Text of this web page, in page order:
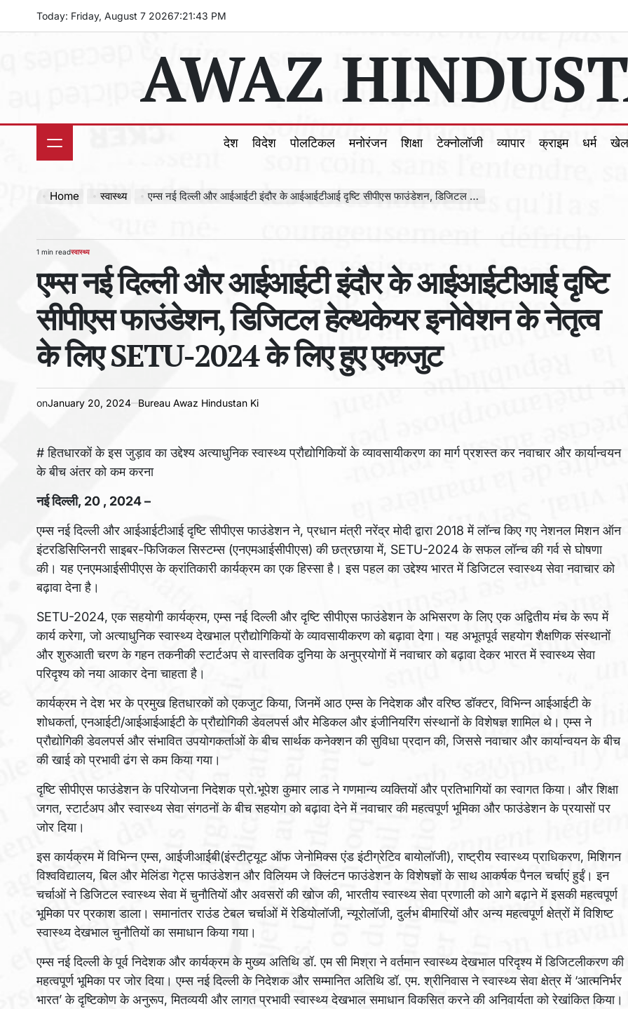
Today: Friday, August 7 20267:21:45 PM
AWAZ
देश विदेश पोलटिकल मनोरंजन शिक्षा टेक्नोलॉजी व्यापार क्राइम धर्म खेल
Home स्वास्थ्य एम्स नई दिल्ली और आईआईटी इंदौर के आईआईटीआई दृष्टि सीपीएस फाउंडेशन, डिजिटल हेल्थकेयर इनोवेशन के नेतृत्व के लिए SETU-2024 के लिए हुए एकजुट
Estimated
time
1 min readPOSTED
स्वास्थ्य
एम्स नई दिल्ली और आईआईटी इंदौर के आईआईटीआई दृष्टि
सीपीएस फाउंडेशन, डिजिटल हेल्थकेयर इनोवेशन के नेतृत्व
के लिए SETU-2024 के लिए हुए एकजुट
onJanuary 20, 2024 Bureau Awaz Hindustan Ki
# हितधारकों के इस जुड़ाव का उद्देश्य अत्याधुनिक स्वास्थ्य प्रौद्योगिकियों के व्यावसायीकरण का मार्ग प्रशस्त कर नवाचार और कार्यान्वयन
के बीच अंतर को कम करना
नई दिल्ली, 20 , 2024 –
एम्स नई दिल्ली और आईआईटीआई दृष्टि सीपीएस फाउंडेशन ने, प्रधान मंत्री नरेंद्र मोदी द्वारा 2018 में लॉन्च किए गए नेशनल मिशन ऑन
इंटरडिसिप्लिनरी साइबर-फिजिकल सिस्टम्स (एनएमआईसीपीएस) की छत्रछाया में, SETU-2024 के सफल लॉन्च की गर्व से घोषणा
की। यह एनएमआईसीपीएस के क्रांतिकारी कार्यक्रम का एक हिस्सा है। इस पहल का उद्देश्य भारत में डिजिटल स्वास्थ्य सेवा नवाचार को
बढ़ावा देना है।
SETU-2024, एक सहयोगी कार्यक्रम, एम्स नई दिल्ली और दृष्टि सीपीएस फाउंडेशन के अभिसरण के लिए एक अद्वितीय मंच के रूप में
कार्य करेगा, जो अत्याधुनिक स्वास्थ्य देखभाल प्रौद्योगिकियों के व्यावसायीकरण को बढ़ावा देगा। यह अभूतपूर्व सहयोग शैक्षणिक संस्थानों
और शुरुआती चरण के गहन तकनीकी स्टार्टअप से वास्तविक दुनिया के अनुप्रयोगों में नवाचार को बढ़ावा देकर भारत में स्वास्थ्य सेवा
परिदृश्य को नया आकार देना चाहता है।
कार्यक्रम ने देश भर के प्रमुख हितधारकों को एकजुट किया, जिनमें आठ एम्स के निदेशक और वरिष्ठ डॉक्टर, विभिन्न आईआईटी के
शोधकर्ता, एनआईटी/आईआईआईटी के प्रौद्योगिकी डेवलपर्स और मेडिकल और इंजीनियरिंग संस्थानों के विशेषज्ञ शामिल थे। एम्स ने
प्रौद्योगिकी डेवलपर्स और संभावित उपयोगकर्ताओं के बीच सार्थक कनेक्शन की सुविधा प्रदान की, जिससे नवाचार और कार्यान्वयन के बीच
की खाई को प्रभावी ढंग से कम किया गया।
दृष्टि सीपीएस फाउंडेशन के परियोजना निदेशक प्रो.भूपेश कुमार लाड ने गणमान्य व्यक्तियों और प्रतिभागियों का स्वागत किया। और शिक्षा
जगत, स्टार्टअप और स्वास्थ्य सेवा संगठनों के बीच सहयोग को बढ़ावा देने में नवाचार की महत्वपूर्ण भूमिका और फाउंडेशन के प्रयासों पर
जोर दिया।
इस कार्यक्रम में विभिन्न एम्स, आईजीआईबी(इंस्टीट्यूट ऑफ जेनोमिक्स एंड इंटीग्रेटिव बायोलॉजी), राष्ट्रीय स्वास्थ्य प्राधिकरण, मिशिगन
विश्वविद्यालय, बिल और मेलिंडा गेट्स फाउंडेशन और विलियम जे क्लिंटन फाउंडेशन के विशेषज्ञों के साथ आकर्षक पैनल चर्चाएं हुईं। इन
चर्चाओं ने डिजिटल स्वास्थ्य सेवा में चुनौतियों और अवसरों की खोज की, भारतीय स्वास्थ्य सेवा प्रणाली को आगे बढ़ाने में इसकी महत्वपूर्ण
भूमिका पर प्रकाश डाला। समानांतर राउंड टेबल चर्चाओं में रेडियोलॉजी, न्यूरोलॉजी, दुर्लभ बीमारियों और अन्य महत्वपूर्ण क्षेत्रों में विशिष्ट
स्वास्थ्य देखभाल चुनौतियों का समाधान किया गया।
एम्स नई दिल्ली के पूर्व निदेशक और कार्यक्रम के मुख्य अतिथि डॉ. एम सी मिश्रा ने वर्तमान स्वास्थ्य देखभाल परिदृश्य में डिजिटलीकरण की
महत्वपूर्ण भूमिका पर जोर दिया। एम्स नई दिल्ली के निदेशक और सम्मानित अतिथि डॉ. एम. श्रीनिवास ने स्वास्थ्य सेवा क्षेत्र में ‘आत्मनिर्भर
भारत’ के दृष्टिकोण के अनुरूप, मितव्ययी और लागत प्रभावी स्वास्थ्य देखभाल समाधान विकसित करने की अनिवार्यता को रेखांकित किया।